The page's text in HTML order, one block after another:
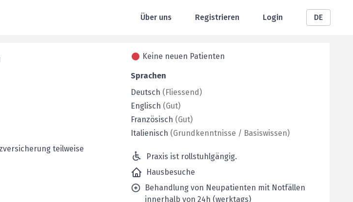
Über uns Registrieren Login DE
teilweise
Keine neuen Patienten
Sprachen
Deutsch (Fliessend)
Englisch (Gut)
Französisch (Gut)
Italienisch (Grundkenntnisse / Basiswissen)
Praxis ist rollstuhlgängig.
Hausbesuche
Behandlung von Neupatienten mit Notfällen
innerhalb von 24h (werktags)